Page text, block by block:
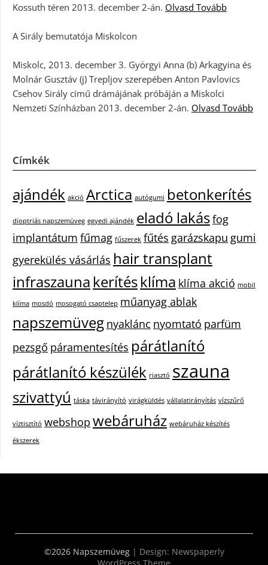
Kossuth téren 2013. december 2-án. Olvasd Tovább
A Sirály bemutatója Miskolcon
Miskolc, 2013. december 3. Györgyi Anna (b) Arkagyina és
Molnár Gusztáv (j) Trepljov szerepében Anton Pavlovics
Csehov Sirály című drámájának próbáján a Miskolci
Nemzeti Színházban 2013. december 2-án. Olvasd Tovább
Címkék
ajándék akció Arctica autógumi betonkerítés
dioptriás napszemüveg egyedi ajándék eladó lakásfog
implantátum fűmag fűszerek fűtés garázskapu gumi
gyerekülés vásárlás hair transplant
infraszauna kerítésklíma klíma akció mobil
klíma mosdó mosogató csaptelep műanyag ablak
napszemüveg nyaklánc nyomtató parfüm
pezsgő páramentesítés párátlanító
párátlanító készülék riasztó szauna
szivattyú táska távirányító virágküldés vállalatirányítás vízszűrő
víztisztító webshop webáruház webáruház készítés
ékszerek
©2026 Napszemüveg | Design: Newspaperly
WordPress Theme